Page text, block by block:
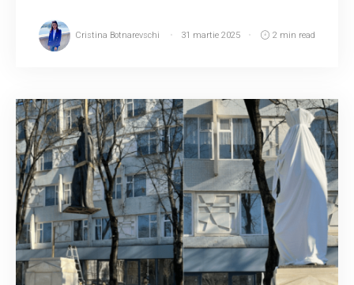
Cristina Botnarevschi 31 martie 2025 2 min read